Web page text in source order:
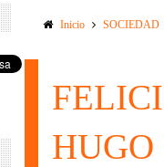
Inicio SOCIEDAD
HUGO